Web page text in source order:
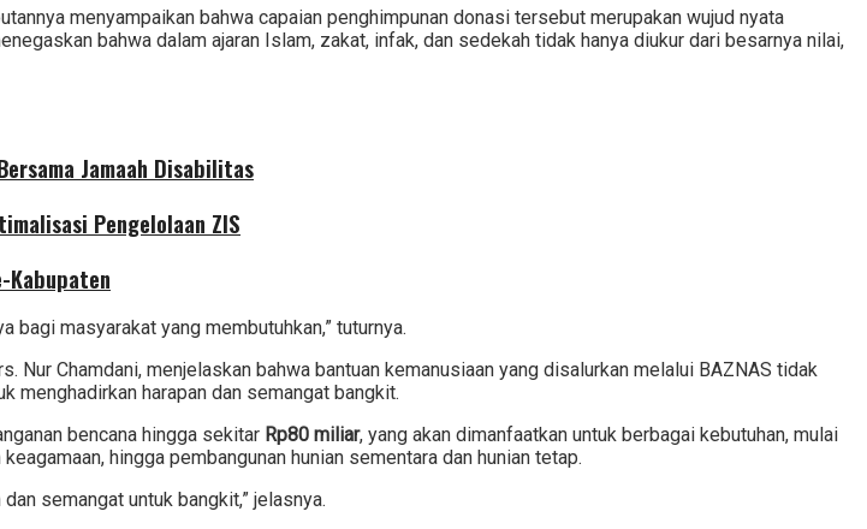
menyampaikan bahwa capaian penghimpunan donasi tersebut merupakan wujud nyata
bahwa dalam ajaran Islam, zakat, infak, dan sedekah tidak hanya diukur dari besarnya nilai,
Jamaah Disabilitas
Pengelolaan ZIS
Kabupaten
bagi masyarakat yang membutuhkan,” tuturnya.
Chamdani, menjelaskan bahwa bantuan kemanusiaan yang disalurkan melalui BAZNAS tidak
menghadirkan harapan dan semangat bangkit.
bencana hingga sekitar Rp80 miliar, yang akan dimanfaatkan untuk berbagai kebutuhan, mulai
hingga pembangunan hunian sementara dan hunian tetap.
semangat untuk bangkit,” jelasnya.